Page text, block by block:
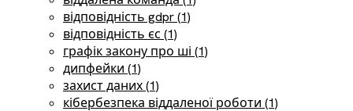
відповідність gdpr (1)
відповідність єс (1)
графік закону про ші (1)
дипфейки (1)
захист даних (1)
кібербезпека віддаленої роботи (1)